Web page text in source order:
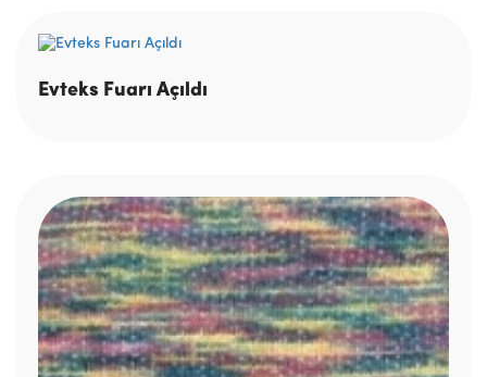
Evteks Fuarı Açıldı